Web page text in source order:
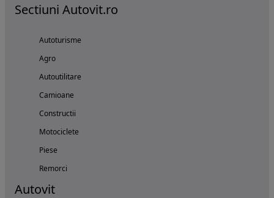
Sectiuni Autovit.ro
Autoturisme
Agro
Autoutilitare
Camioane
Constructii
Motociclete
Piese
Remorci
Autovit